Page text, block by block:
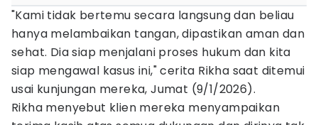
"Kami tidak bertemu secara langsung dan beliau
hanya melambaikan tangan, dipastikan aman dan
sehat. Dia siap menjalani proses hukum dan kita
siap mengawal kasus ini," cerita Rikha saat ditemui
usai kunjungan mereka, Jumat (9/1/2026).
Rikha menyebut klien mereka menyampaikan